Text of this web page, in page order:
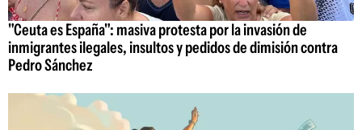
"Ceuta es España": masiva protesta por la invasión de
inmigrantes ilegales, insultos y pedidos de dimisión contra
Pedro Sánchez